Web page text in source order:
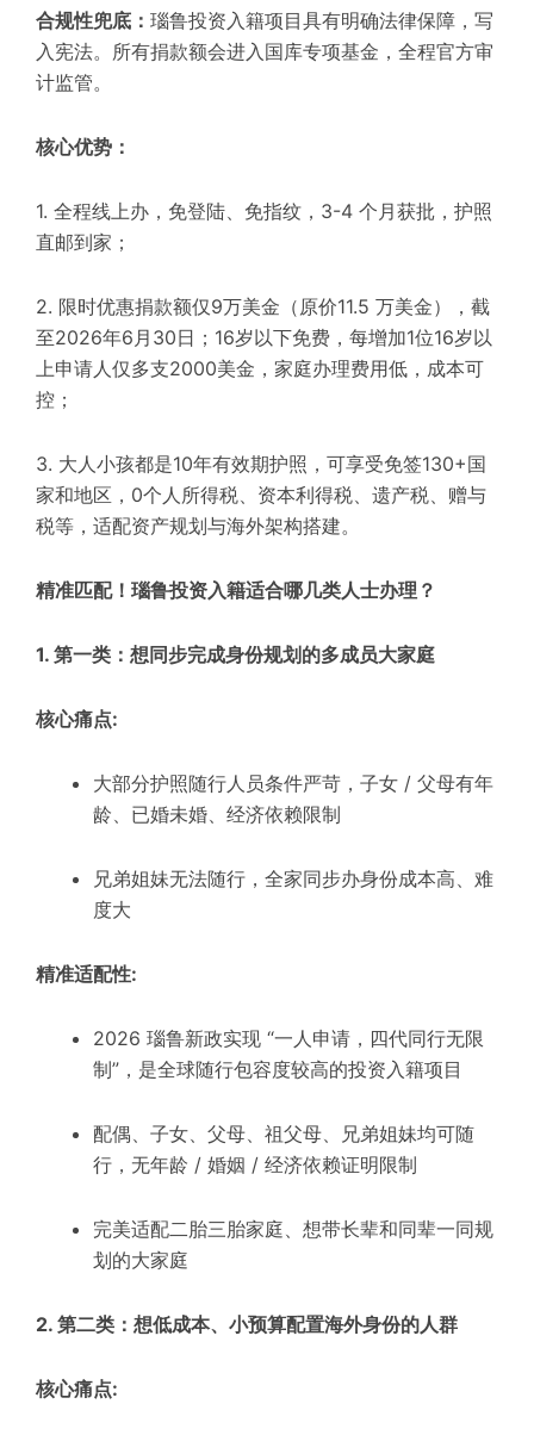
合规性兜底： 瑙鲁投资入籍项目具有明确法律保障，写
入宪法。所有捐款额会进入国库专项基金，全程官方审
计监管。
核心优势：
1. 全程线上办，免登陆、免指纹，3-4 个月获批，护照
直邮到家；
2. 限时优惠捐款额仅9万美金（原价11.5 万美金），截
至2026年6月30日；16岁以下免费，每增加1位16岁以
上申请人仅多支2000美金，家庭办理费用低，成本可
控；
3. 大人小孩都是10年有效期护照，可享受免签130+国
家和地区，0个人所得税、资本利得税、遗产税、赠与
税等，适配资产规划与海外架构搭建。
精准匹配！瑙鲁投资入籍适合哪几类人士办理？
1. 第一类：想同步完成身份规划的多成员大家庭
核心痛点:
大部分护照随行人员条件严苛，子女 / 父母有年
龄、已婚未婚、经济依赖限制
兄弟姐妹无法随行，全家同步办身份成本高、难
度大
精准适配性:
2026 瑙鲁新政实现 “一人申请，四代同行无限
制”，是全球随行包容度较高的投资入籍项目
配偶、子女、父母、祖父母、兄弟姐妹均可随
行，无年龄 / 婚姻 / 经济依赖证明限制
完美适配二胎三胎家庭、想带长辈和同辈一同规
划的大家庭
2. 第二类：想低成本、小预算配置海外身份的人群
核心痛点: